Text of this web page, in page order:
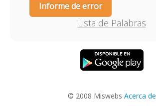
Informe de error
Lista de Palabras
© 2008 Miswebs Acerca de